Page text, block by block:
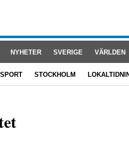
NYHETER SVERIGE VÄRLDEN
SPORT STOCKHOLM